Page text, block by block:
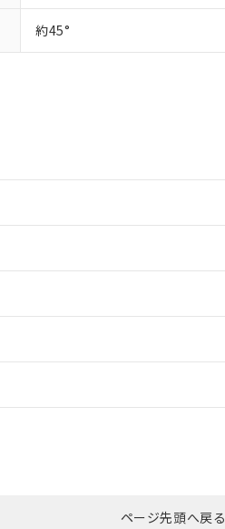
約45°
ダウンロードはこちらページ先頭へ戻る